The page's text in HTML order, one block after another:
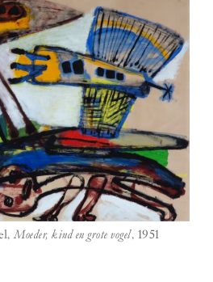
Moeder, kind en grote vogel, 1951